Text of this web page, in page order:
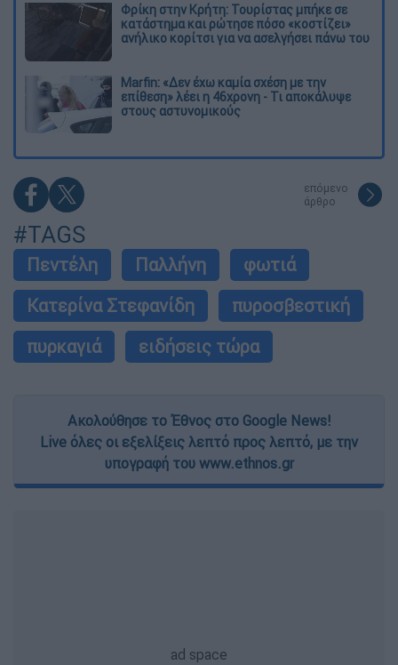
Φρίκη στην Κρήτη: Τουρίστας μπήκε σε
κατάστημα και ρώτησε πόσο «κοστίζει»
ανήλικο κορίτσι για να ασελγήσει πάνω του
Marfin: «Δεν έχω καμία σχέση με την
επίθεση» λέει η 46χρονη - Τι αποκάλυψε
στους αστυνομικούς
επόμενο
άρθρο
#TAGS
Πεντέλη Παλλήνη
φωτιά
Κατερίνα Στεφανίδη
πυροσβεστική
πυρκαγιά
ειδήσεις τώρα
Ακολούθησε το Έθνος στο Google News!
Live όλες οι εξελίξεις λεπτό προς λεπτό, με την
υπογραφή του www.ethnos.gr